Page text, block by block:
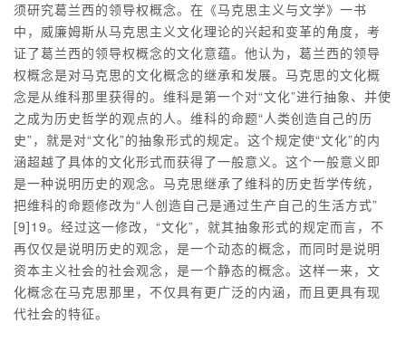
须研究葛兰西的领导权概念。在《马克思主义与文学》一书
中，威廉姆斯从马克思主义文化理论的兴起和变革的角度，考
证了葛兰西的领导权概念的文化意蕴。他认为，葛兰西的领导
权概念是对马克思的文化概念的继承和发展。马克思的文化概
念是从维科那里获得的。维科是第一个对“文化”进行抽象、并使
之成为历史哲学的观点的人。维科的命题“人类创造自己的历
史”，就是对“文化”的抽象形式的规定。这个规定使“文化”的内
涵超越了具体的文化形式而获得了一般意义。这个一般意义即
是一种说明历史的观念。马克思继承了维科的历史哲学传统，
把维科的命题修改为“人创造自己是通过生产自己的生活方式”
[9]19。经过这一修改，“文化”，就其抽象形式的规定而言，不
再仅仅是说明历史的观念，是一个动态的概念，而同时是说明
资本主义社会的社会观念，是一个静态的概念。这样一来，文
化概念在马克思那里，不仅具有更广泛的内涵，而且更具有现
代社会的特征。